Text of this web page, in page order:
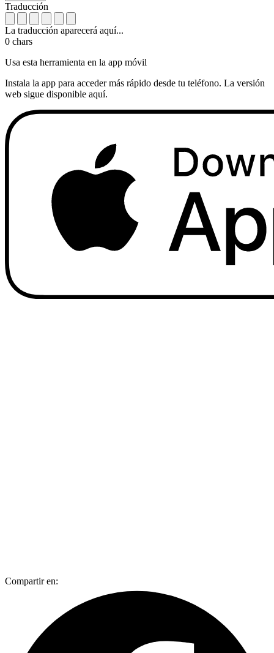
Traducción
La traducción aparecerá aquí...
0 chars
Usa esta herramienta en la app móvil
Instala la app para acceder más rápido desde tu teléfono. La versión
web sigue disponible aquí.
Compartir en: